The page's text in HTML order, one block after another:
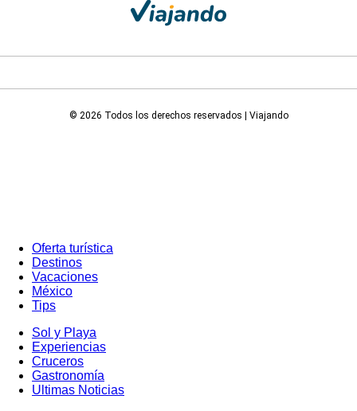
© 2026 Todos los derechos reservados | Viajando
Oferta turística
Destinos
Vacaciones
México
Tips
Sol y Playa
Experiencias
Cruceros
Gastronomía
Ultimas Noticias